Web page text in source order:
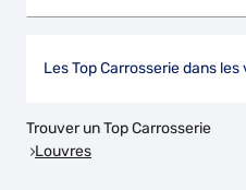
Les Top Carrosserie dans
Trouver un Top Carrosserie
Louvres